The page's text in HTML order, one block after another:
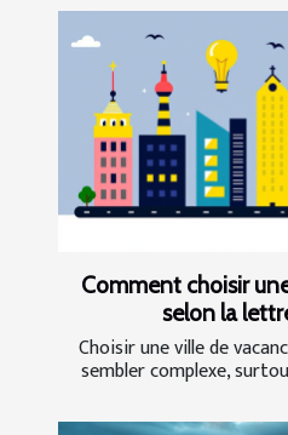
Comment choisir
selon la
Choisir une ville de
sembler complexe,